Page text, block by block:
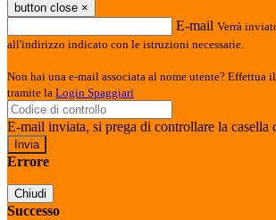
button close ×
E-mail Verrà
all'indirizzo indicato con le istruzioni necessarie.
Non hai una e-mail associata al nome utente? Effettua
tramite la Login Spaggiari
E-mail inviata, si prega di controllare la casella
Errore
Chiudi
Successo